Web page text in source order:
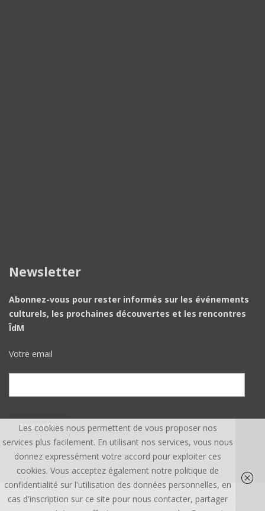
Newsletter
Abonnez-vous pour rester informés sur les événements
culturels, les prochaines découvertes et les rencontres
ÎdM
Votre email
ÎLE DU MONDE ©, TOUS DROITS RÉSERVÉS.CREDITS
Les cookies nous permettent de vous proposer nos
services plus facilement. En utilisant nos services, vous nous
donnez expressément votre accord pour exploiter ces
cookies. Vous acceptez également notre politique de
confidentialité sur l'utilisation des données personnelles, en
cas d'inscription sur ce site pour nous contacter, partager